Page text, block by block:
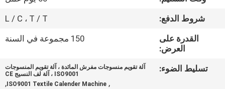
اتصل
اطلب
شروط الدفع:
L / C ، T / T
القدرة على
العرض:
150 مجموعة في السنة
تسليط الضوء:
آلة تقويم منسوجات مفرش المائدة ، آلة تقويم المنسوجات
ISO9001 ، آلة لف النسيج CE
,
ISO9001 Textile Calender Machine
,